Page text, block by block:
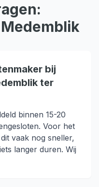
Medemblik
bij
ter
binnen 15-20
Voor het
vaak nog sneller,
langer duren. Wij